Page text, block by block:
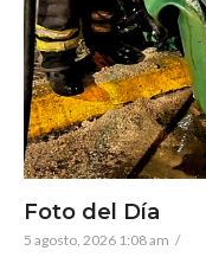
Foto del Día
5 agosto, 2026 1:08 am /